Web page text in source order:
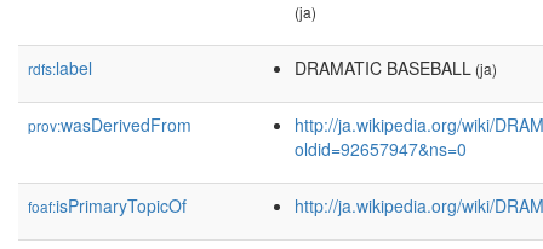
(ja)
rdfs:label DRAMATIC BASEBALL (ja)
prov:wasDerivedFrom
http://ja.wikipedia.org/wiki/
oldid=92657947&ns=0
foaf:isPrimaryTopicOf http://ja.wikipedia.org/wiki/